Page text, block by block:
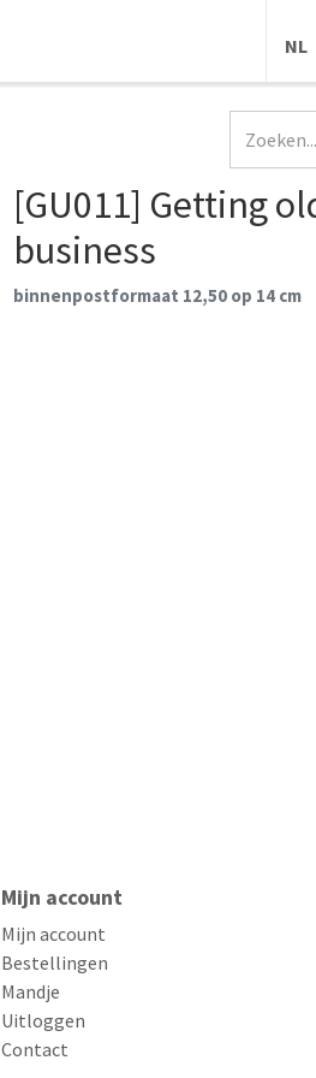
NL
[GU011] Getting
business
binnenpostformaat 12,50 op 14 cm
Mijn account
Mijn account
Bestellingen
Mandje
Uitloggen
Contact